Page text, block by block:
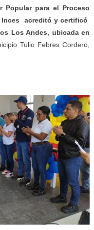
para el Proceso
Inces acreditó y certificó
Los Andes, ubicada en
Tulio Febres Cordero,